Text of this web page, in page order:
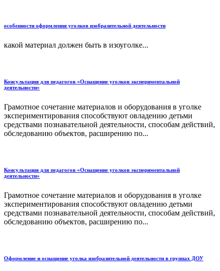
особенности оформления уголков изобразительной деятельности
какой материал должен быть в изоуголке...
Консультация для педагогов «Оснащение уголков экспериментальной
деятельности»
Грамотное сочетание материалов и оборудования в уголке
экспериментирования способствуют овладению детьми
средствами познавательной деятельности, способам действий,
обследованию объектов, расширению по...
Консультация для педагогов «Оснащение уголков экспериментальной
деятельности»
Грамотное сочетание материалов и оборудования в уголке
экспериментирования способствуют овладению детьми
средствами познавательной деятельности, способам действий,
обследованию объектов, расширению по...
Оформление и оснащение уголка изобразительной деятельности в группах ДОУ